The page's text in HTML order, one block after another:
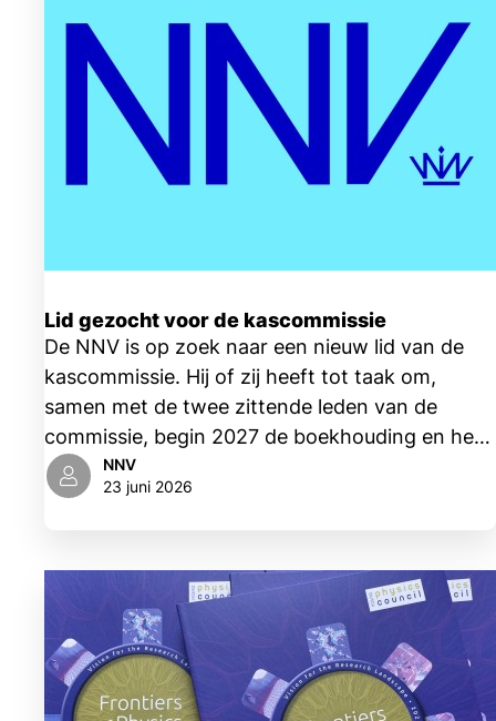
Lid gezocht voor de kascommissie
De NNV is op zoek naar een nieuw lid van de
kascommissie. Hij of zij heeft tot taak om,
samen met de twee zittende leden van de
commissie, begin 2027 de boekhouding en het
financieel jaarverslag van de vereniging te
controleren. Dit jaarverslag stelt het NNV-
NNV
23 juni 2026